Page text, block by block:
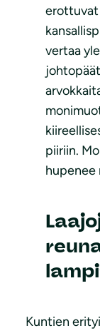
erottuvat
vertaa
piiriin.
hupenee
Kuntien